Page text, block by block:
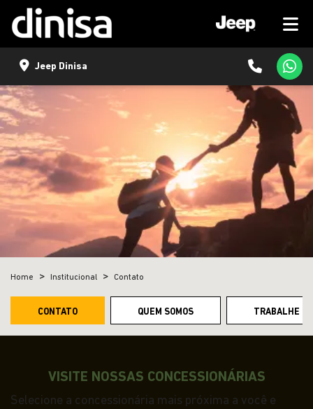
Jeep Dinisa
Home Institucional Contato
QUEM SOMOS
CONTATO TRABALHE
VISITE NOSSAS CONCESSIONÁRIAS
Selecione a concessionária mais próxima a você e